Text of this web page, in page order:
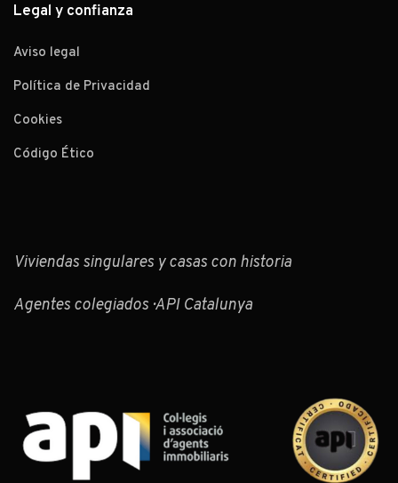
Legal y confianza
Aviso legal
Política de Privacidad
Cookies
Código Ético
Viviendas singulares y casas con historia
Agentes colegiados · API Catalunya